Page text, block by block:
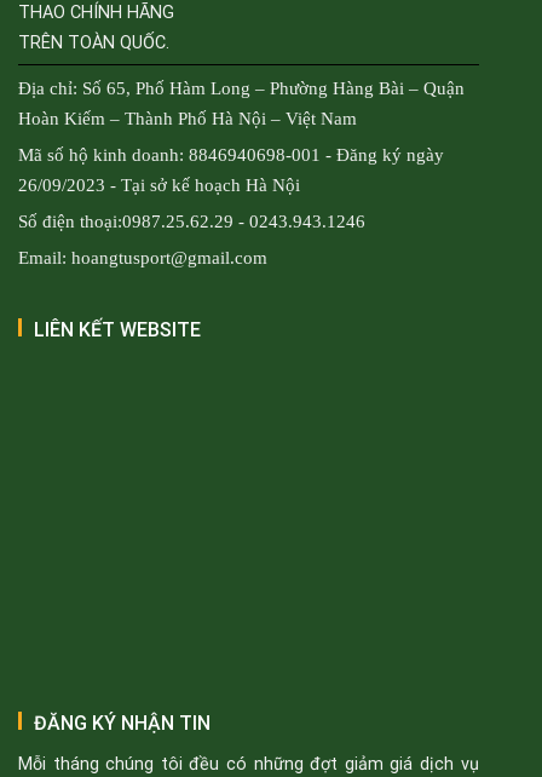
THAO CHÍNH HÃNG
TRÊN TOÀN QUỐC.
Địa chỉ: Số 65, Phố Hàm Long – Phường Hàng Bài – Quận
Hoàn Kiếm – Thành Phố Hà Nội – Việt Nam
Mã số hộ kinh doanh: 8846940698-001 - Đăng ký ngày
26/09/2023 - Tại sở kế hoạch Hà Nội
Số điện thoại:0987.25.62.29 - 0243.943.1246
Email: hoangtusport@gmail.com
LIÊN KẾT WEBSITE
ĐĂNG KÝ NHẬN TIN
Mỗi tháng chúng tôi đều có những đợt giảm giá dịch vụ